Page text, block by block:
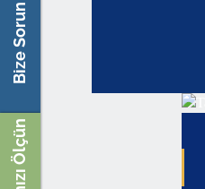
Bize Sorun